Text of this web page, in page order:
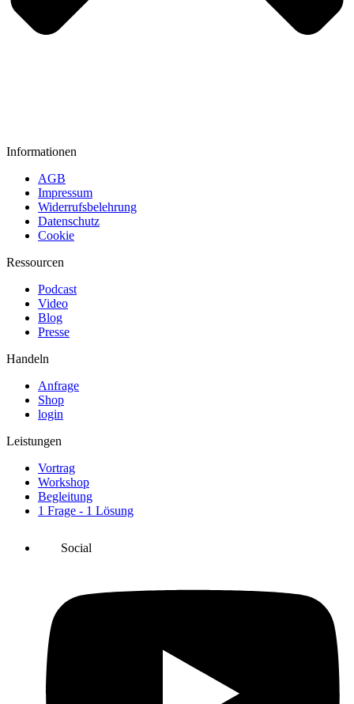
Informationen
AGB
Impressum
Widerrufsbelehrung
Datenschutz
Cookie
Ressourcen
Podcast
Video
Blog
Presse
Handeln
Anfrage
Shop
login
Leistungen
Vortrag
Workshop
Begleitung
1 Frage - 1 Lösung
Social